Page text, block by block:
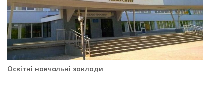
Освітні навчальні заклади